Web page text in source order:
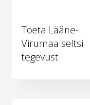
Toeta Lääne-
Virumaa seltsi
tegevust